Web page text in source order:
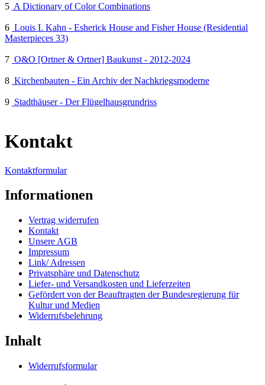
5 A Dictionary of Color Combinations
6 Louis I. Kahn - Esherick House and Fisher House (Residential
Masterpieces 33)
7 O&O [Ortner & Ortner] Baukunst - 2012-2024
8 Kirchenbauten - Ein Archiv der Nachkriegsmoderne
9 Stadthäuser - Der Flügelhausgrundriss
Kontakt
Kontaktformular
Informationen
Vertrag widerrufen
Kontakt
Unsere AGB
Impressum
Link/ Adressen
Privatsphäre und Datenschutz
Liefer- und Versandkosten und Lieferzeiten
Gefördert von der Beauftragten der Bundesregierung für
Kultur und Medien
Widerrufsbelehrung
Inhalt
Widerrufsformular